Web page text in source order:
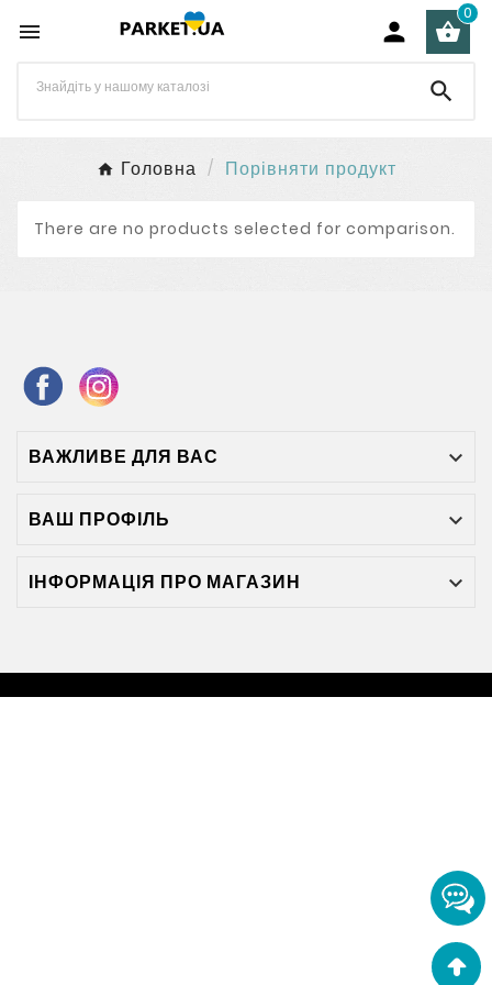
  
0

Головна Порівняти продукт
There are no products selected for comparison.
ВАЖЛИВЕ ДЛЯ ВАС 
ВАШ ПРОФІЛЬ 
ІНФОРМАЦІЯ ПРО МАГАЗИН 